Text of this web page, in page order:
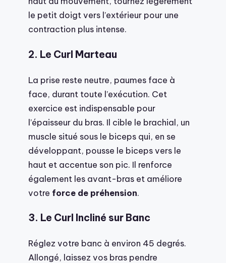
le petit doigt vers l’extérieur pour une
contraction plus intense.
2. Le Curl Marteau
La prise reste neutre, paumes face à
face, durant toute l’exécution. Cet
exercice est indispensable pour
l’épaisseur du bras. Il cible le brachial, un
muscle situé sous le biceps qui, en se
développant, pousse le biceps vers le
haut et accentue son pic. Il renforce
également les avant-bras et améliore
votre force de préhension.
3. Le Curl Incliné sur Banc
Réglez votre banc à environ 45 degrés.
Allongé, laissez vos bras pendre